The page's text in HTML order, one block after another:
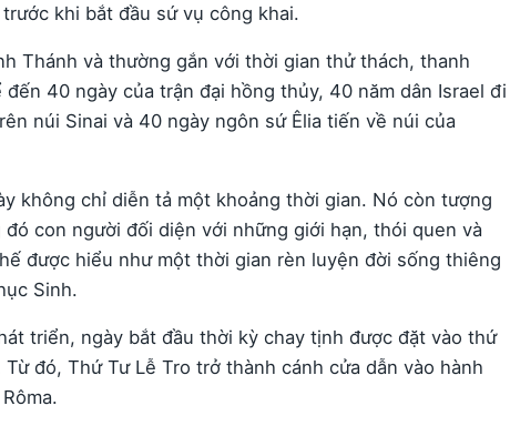
khi bắt đầu sứ vụ công khai.
Thánh và thường gắn với thời gian thử thách, thanh
40 ngày của trận đại hồng thủy, 40 năm dân Israel đi
núi Sinai và 40 ngày ngôn sứ Êlia tiến về núi của
không chỉ diễn tả một khoảng thời gian. Nó còn tượng
con người đối diện với những giới hạn, thói quen và
được hiểu như một thời gian rèn luyện đời sống thiêng
Sinh.
triển, ngày bắt đầu thời kỳ chay tịnh được đặt vào thứ
đó, Thứ Tư Lễ Tro trở thành cánh cửa dẫn vào hành